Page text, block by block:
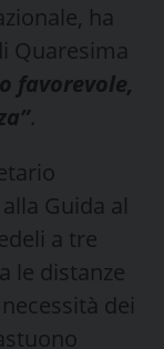
ha
Quaresima
favorevole,
.
Guida al
a tre
le distanze
dei